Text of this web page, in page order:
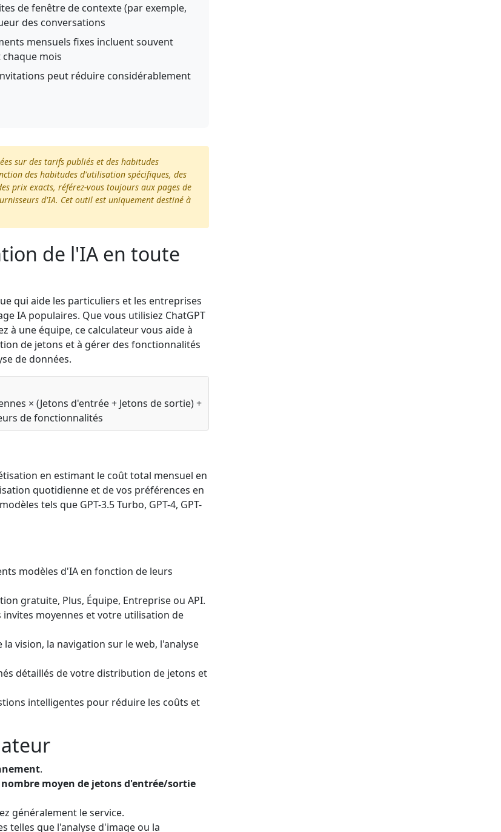
de fenêtre de contexte (par exemple,
des conversations
mensuels fixes incluent souvent
mois
peut réduire considérablement
sur des tarifs publiés et des habitudes
des habitudes d'utilisation spécifiques, des
prix exacts, référez-vous toujours aux pages de
d'IA. Cet outil est uniquement destiné à
de l'IA en toute
qui aide les particuliers et les entreprises
IA populaires. Que vous utilisiez ChatGPT
à une équipe, ce calculateur vous aide à
de jetons et à gérer des fonctionnalités
de données.
× (Jetons d'entrée + Jetons de sortie) +
de fonctionnalités
en estimant le coût total mensuel en
quotidienne et de vos préférences en
tels que GPT-3.5 Turbo, GPT-4, GPT-
modèles d'IA en fonction de leurs
gratuite, Plus, Équipe, Entreprise ou API.
invites moyennes et votre utilisation de
la vision, la navigation sur le web, l'analyse
détaillés de votre distribution de jetons et
intelligentes pour réduire les coûts et
.
nombre moyen de jetons d'entrée/sortie
généralement le service.
telles que l'analyse d'image ou la